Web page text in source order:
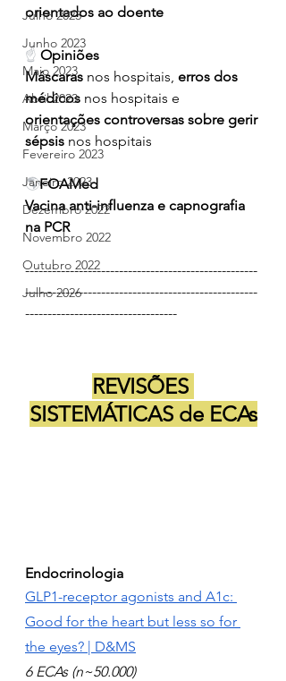
Julho 2023
Junho 2023
Maio 2023
Abril 2023
Março 2023
Fevereiro 2023
Janeiro 2023
Dezembro 2022
Novembro 2022
Outubro 2022
Julho 2026
orientados ao doente
☝ Opiniões
Máscaras nos hospitais, erros dos
médicos nos hospitais e
orientações controversas sobre gerir
sépsis nos hospitais
🌎FOAMed
Vacina anti-influenza e capnografia
na PCR
----------------------------------------------------
----------------------------------------------------
----------------------------------
REVISÕES
SISTEMÁTICAS de ECAs
Endocrinologia
GLP1-receptor agonists and A1c:
Good for the heart but less so for
the eyes? | D&MS
6 ECAs (n~50.000)